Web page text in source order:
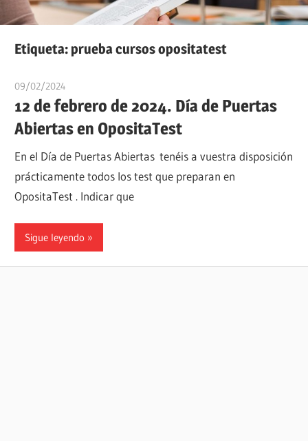
Etiqueta:prueba cursos opositatest
09/02/2024
12 de febrero de 2024. Día de Puertas
Abiertas en OpositaTest
En el Día de Puertas Abiertas tenéis a vuestra disposición
prácticamente todos los test que preparan en
OpositaTest . Indicar que
Sigue leyendo